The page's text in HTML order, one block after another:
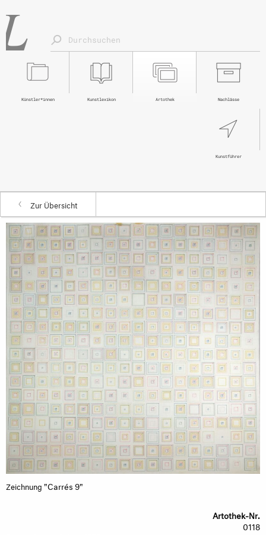
Nachlässe
Artothek
Kunstlexikon
Künstler*innen
Kunstführer
Zur Übersicht
Zeichnung "Carrés 9"
Artothek-Nr.
0118